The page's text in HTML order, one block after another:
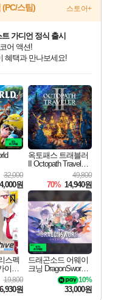
스팀) 스토어+
인가를 만나보세요!
과 함께 만나보세요!
가 적립까지!
트 혜택까지!
혜택까지!
가와 함께 예약하세요!
혜택으로 만나보세요!
가디언 정식 출시
어 액션!
혜택과 만나보세요!
모션으로 만나보세요!
나보세요!
상시 할인!
약 판매 중
전하세요
32,000
원
옥토패스 트래블러
II Octopath Traveler I
49,800
70% 14,940원
스펙
이브
P
19,800
6,930원
드래곤소드 어웨이
크닝 DragonSword A
10%
33,000원